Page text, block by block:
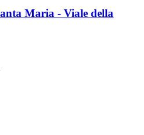
Maria - Viale della